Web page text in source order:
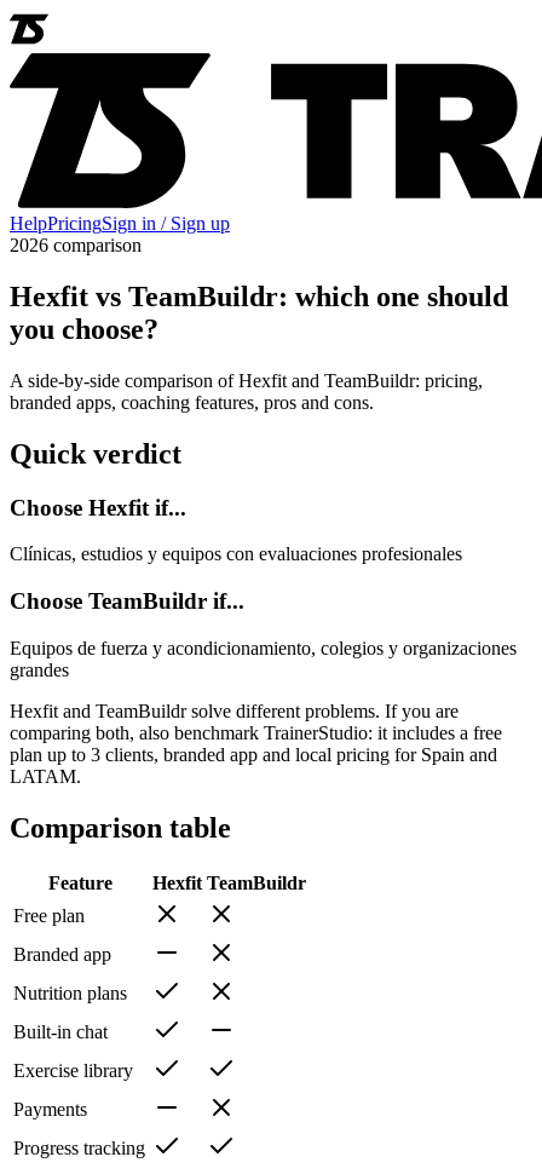
HelpPricingSign in / Sign up
2026 comparison
Hexfit vs TeamBuildr: which one should
you choose?
A side-by-side comparison of Hexfit and TeamBuildr: pricing,
branded apps, coaching features, pros and cons.
Quick verdict
Choose Hexfit if...
Clínicas, estudios y equipos con evaluaciones profesionales
Choose TeamBuildr if...
Equipos de fuerza y acondicionamiento, colegios y organizaciones
grandes
Hexfit and TeamBuildr solve different problems. If you are
comparing both, also benchmark TrainerStudio: it includes a free
plan up to 3 clients, branded app and local pricing for Spain and
LATAM.
Comparison table
Feature Hexfit TeamBuildr
Free plan
Branded app
Nutrition plans
Built-in chat
Exercise library
Payments
Progress tracking